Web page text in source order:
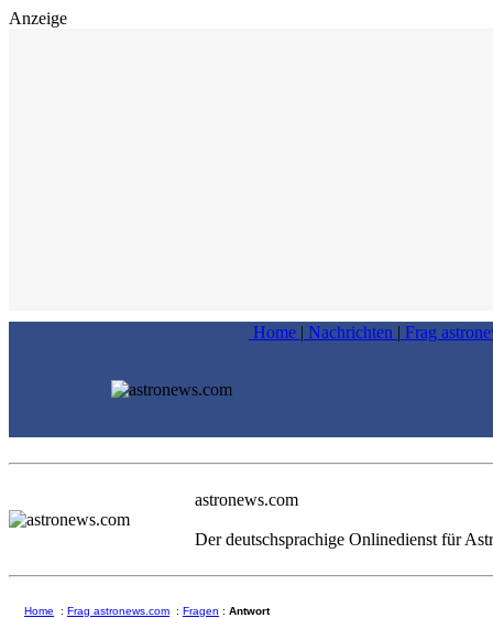
Anzeige
Home | Nachrichten | Frag
astronews.com
Der deutschsprachige Onlinedienst für
Home : Frag astronews.com : Fragen : Antwort